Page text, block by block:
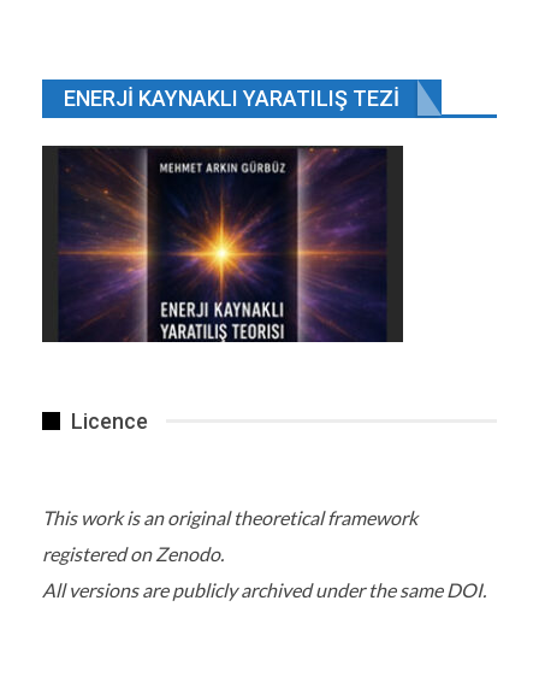
ENERJI KAYNAKLI YARATILIŞ TEZI
Licence
This work is an original theoretical framework
registered on Zenodo.
All versions are publicly archived under the same DOI.